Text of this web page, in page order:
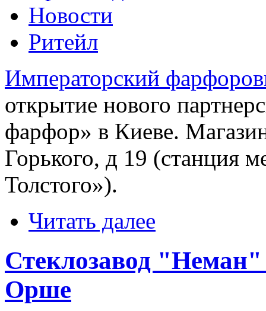
Новости
Ритейл
Императорский
открытие нового
фарфор» в Киеве.
Горького, д 19 (станция
Толстого»).
Читать далее
Стеклозавод
Орше